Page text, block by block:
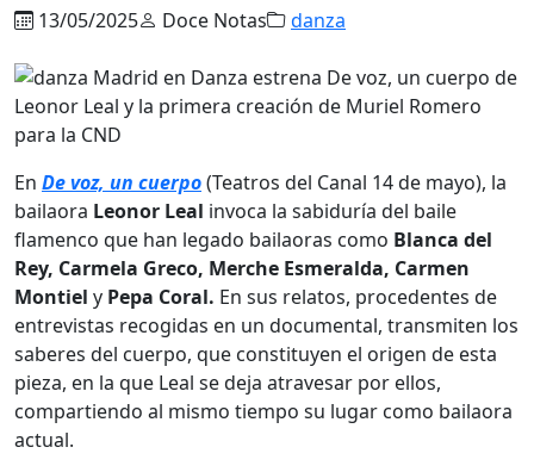
13/05/2025 Doce Notas danza
En De voz, un cuerpo(Teatros del Canal 14 de mayo), la
bailaora Leonor Leal invoca la sabiduría del baile
flamenco que han legado bailaoras como Blanca del
Rey, Carmela Greco, Merche Esmeralda, Carmen
Montiel y Pepa Coral. En sus relatos, procedentes de
entrevistas recogidas en un documental, transmiten los
saberes del cuerpo, que constituyen el origen de esta
pieza, en la que Leal se deja atravesar por ellos,
compartiendo al mismo tiempo su lugar como bailaora
actual.